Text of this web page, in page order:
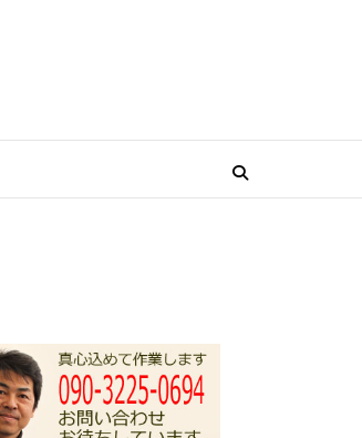
ックワン